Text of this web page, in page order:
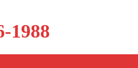
1988